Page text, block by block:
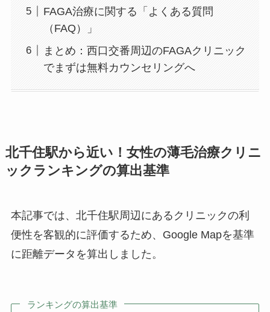
FAGA治療に関する「よくある質問
（FAQ）」
まとめ：西口交番周辺のFAGAクリニック
でまずは無料カウンセリングへ
北千住駅から近い！女性の薄毛治療クリニ
ックランキングの算出基準
本記事では、北千住駅周辺にあるクリニックの利
便性を客観的に評価するため、Google Mapを基準
に距離データを算出しました。
ランキングの算出基準